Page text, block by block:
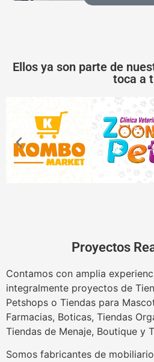
Ellos ya son parte de
toca a
Proyectos
Contamos con amplia
integralmente proyectos de
Petshops o Tiendas para
Farmacias, Boticas, Tiendas
Tiendas de Menaje, Boutique y
Somos fabricantes de